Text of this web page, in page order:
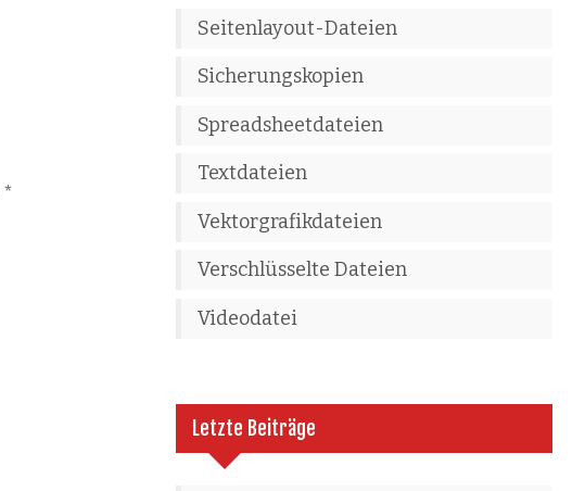
*
Seitenlayout-Dateien
Sicherungskopien
Spreadsheetdateien
Textdateien
Vektorgrafikdateien
Verschlüsselte Dateien
Videodatei
Letzte Beiträge